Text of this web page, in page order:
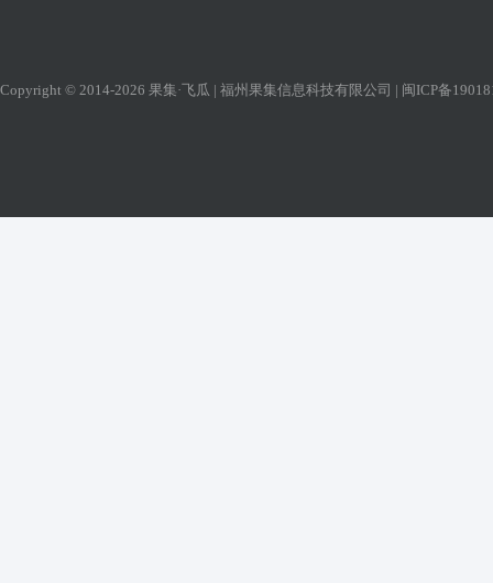
Copyright © 2014-2026 果集·飞瓜 | 福州果集信息科技有限公司 | 闽ICP备